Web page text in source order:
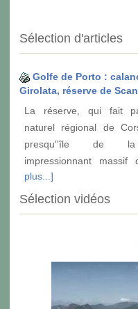
Sélection d'articles
Golfe de Porto :
Girolata, réserve de
La réserve, qui fait
naturel régional de
presqu''île de la
impressionnant massif
plus...]
Sélection vidéos